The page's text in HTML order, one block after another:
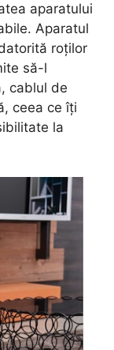
aparatului
Aparatul
roților
să-l
cablul de
ceea ce îți
la